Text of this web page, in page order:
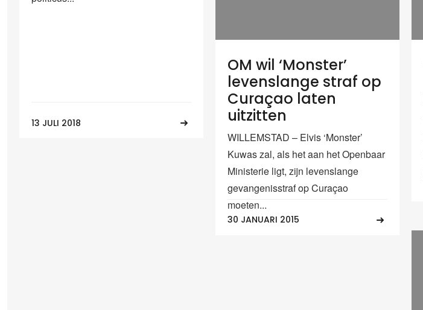
13 JULI 2018
OM wil ‘Monster’
levenslange straf op
Curaçao laten
uitzitten
WILLEMSTAD – Elvis ‘Monster’
Kuwas zal, als het aan het Openbaar
Ministerie ligt, zijn levenslange
gevangenisstraf op Curaçao
moeten...
30 JANUARI 2015